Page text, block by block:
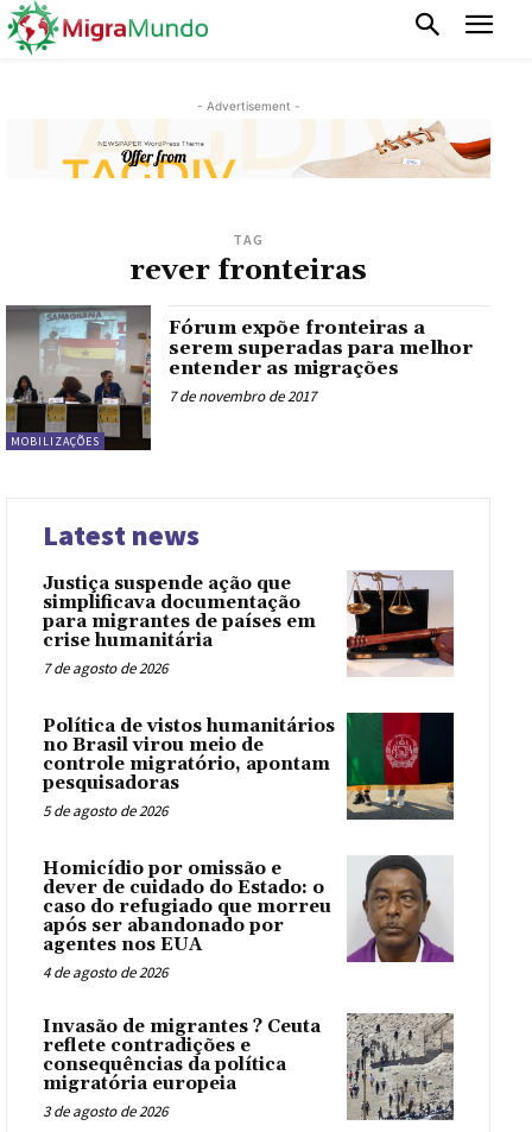
- Advertisement -
TAG
rever fronteiras
MOBILIZAÇÕES
Fórum expõe fronteiras a
serem superadas para melhor
entender as migrações
7 de novembro de 2017
Latest news
Justiça suspende ação que
simplificava documentação
para migrantes de países em
crise humanitária
7 de agosto de 2026
Política de vistos humanitários
no Brasil virou meio de
controle migratório, apontam
pesquisadoras
5 de agosto de 2026
Homicídio por omissão e
dever de cuidado do Estado: o
caso do refugiado que morreu
após ser abandonado por
agentes nos EUA
4 de agosto de 2026
Invasão de migrantes ? Ceuta
reflete contradições e
consequências da política
migratória europeia
3 de agosto de 2026